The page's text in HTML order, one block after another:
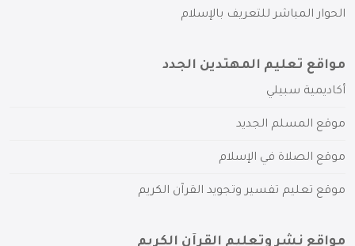
الحوار المباشر للتعريف بالإسلام
مواقع تعليم المهتدين الجدد
أكاديمية سبيلي
موقع المسلم الجديد
موقع الصلاة في الإسلام
موقع تعليم تفسير وتجويد القرآن الكريم
مواقع نشر وتعليم القرآن الكريم